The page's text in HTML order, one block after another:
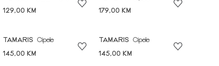
129,00 KM
179,00 KM
TAMARIS
Cipele
145,00 KM
TAMARIS
Cipele
145,00 KM